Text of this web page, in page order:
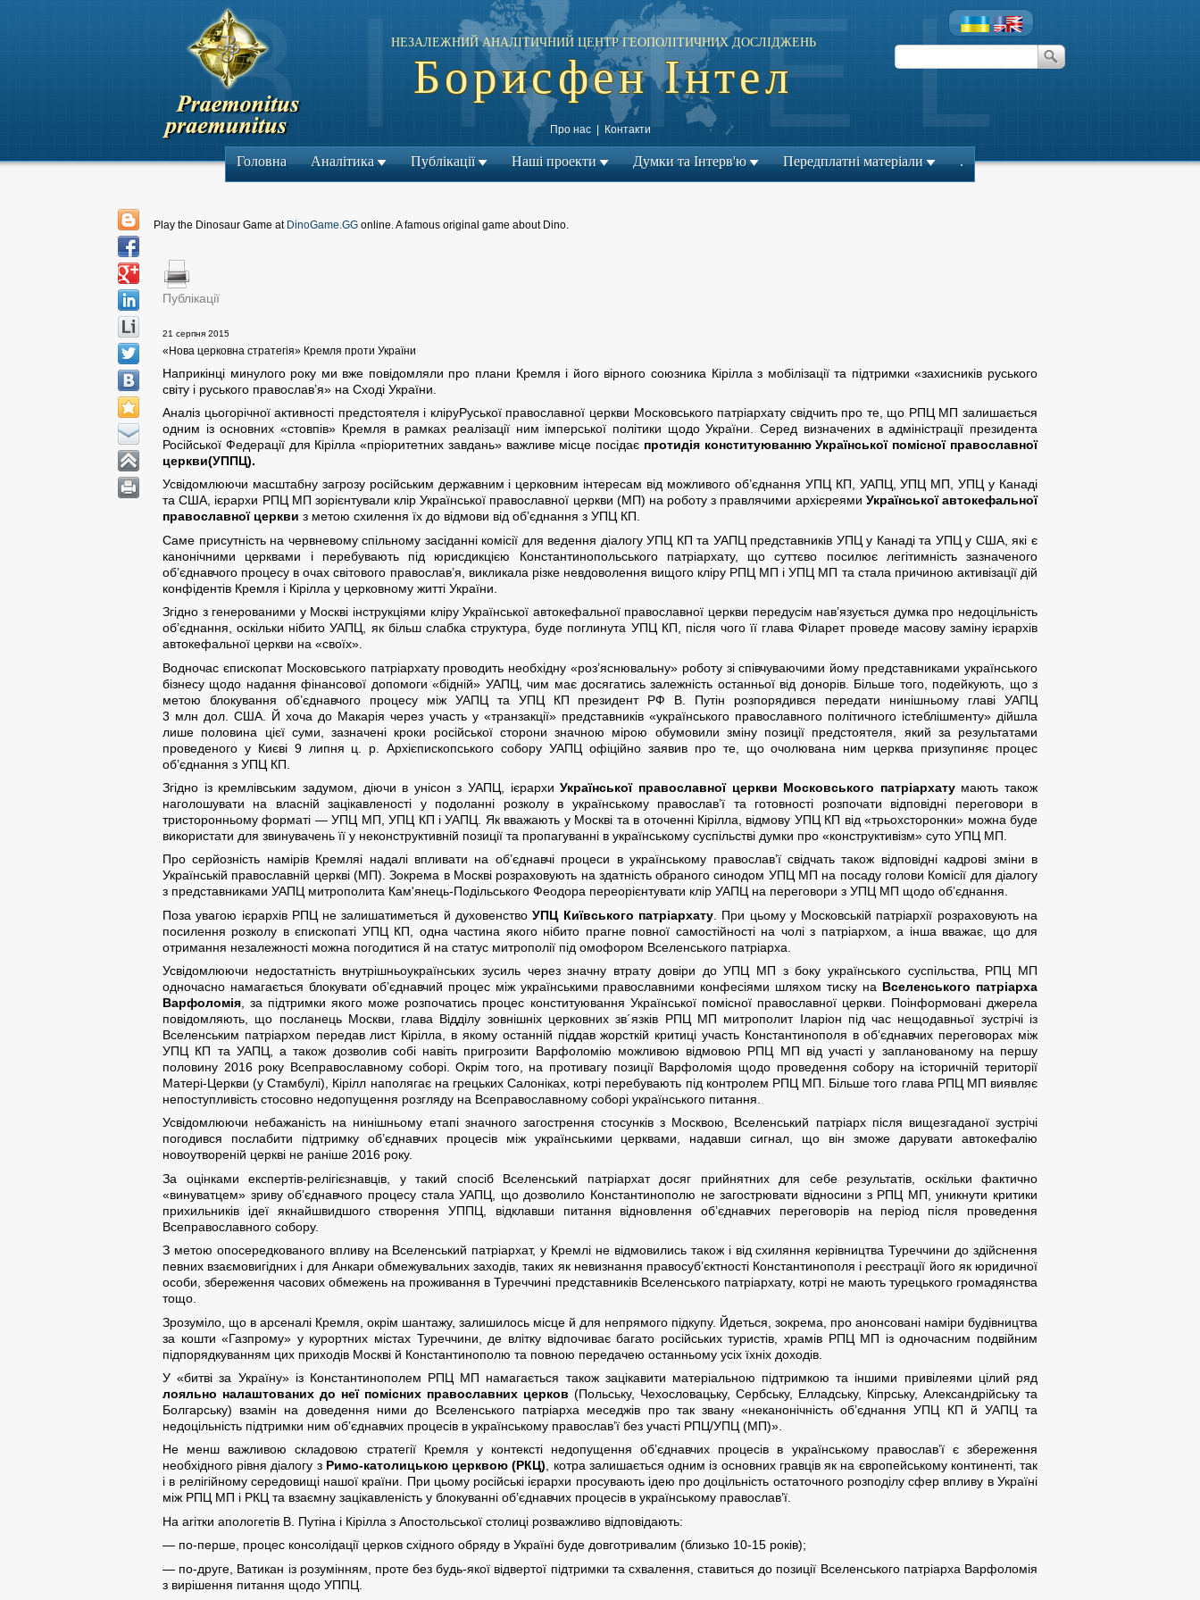
НЕЗАЛЕЖНИЙ АНАЛІТИЧНИЙ ЦЕНТР ГЕОПОЛІТИЧНИХ ДОСЛІДЖЕНЬ
Борисфен Інтел
Про нас| Контакти
Головна Аналітика Публікації Наші проекти Думки та Інтерв'ю Передплатні матеріали .
Play the Dinosaur Game at DinoGame.GG online. A famous original game about Dino.
Публікації
21 серпня 2015
«Нова церковна стратегія» Кремля проти України
Наприкінці минулого року ми вже повідомляли про плани Кремля і його вірного союзника Кірілла з мобілізації та підтримки «захисників руського
світу і руського православ’я» на Сході України.
Аналіз цьогорічної активності предстоятеля і кліруРуської православної церкви Московського патріархату свідчить про те, що РПЦ МП залишається
одним із основних «стовпів» Кремля в рамках реалізації ним імперської політики щодо України. Серед визначених в адміністрації президента
Російської Федерації для Кірілла «пріоритетних завдань» важливе місце посідає протидія конституюванню Української помісної православної
церкви(УППЦ).
Усвідомлюючи масштабну загрозу російським державним і церковним інтересам від можливого об’єднання УПЦ КП, УАПЦ, УПЦ МП, УПЦ у Канаді
та США, ієрархи РПЦ МП зорієнтували клір Української православної церкви (МП) на роботу з правлячими архієреями Української автокефальної
православної церкви з метою схилення їх до відмови від об’єднання з УПЦ КП.
Саме присутність на червневому спільному засіданні комісії для ведення діалогу УПЦ КП та УАПЦ представників УПЦ у Канаді та УПЦ у США, які є
канонічними церквами і перебувають під юрисдикцією Константинопольського патріархату, що суттєво посилює легітимність зазначеного
об’єднавчого процесу в очах світового православ’я, викликала різке невдоволення вищого кліру РПЦ МП і УПЦ МП та стала причиною активізації дій
конфідентів Кремля і Кірілла у церковному житті України.
Згідно з генерованими у Москві інструкціями кліру Української автокефальної православної церкви передусім нав’язується думка про недоцільність
об’єднання, оскільки нібито УАПЦ, як більш слабка структура, буде поглинута УПЦ КП, після чого її глава Філарет проведе масову заміну ієрархів
автокефальної церкви на «своїх».
Водночас єпископат Московського патріархату проводить необхідну «роз’яснювальну» роботу зі співчуваючими йому представниками українського
бізнесу щодо надання фінансової допомоги «бідній» УАПЦ, чим має досягатись залежність останньої від донорів. Більше того, подейкують, що з
метою блокування об’єднавчого процесу між УАПЦ та УПЦ КП президент РФ В. Путін розпорядився передати нинішньому главі УАПЦ
3 млн дол. США. Й хоча до Макарія через участь у «транзакції» представників «українського православного політичного істеблішменту» дійшла
лише половина цієї суми, зазначені кроки російської сторони значною мірою обумовили зміну позиції предстоятеля, який за результатами
проведеного у Києві 9 липня ц. р. Архієпископського собору УАПЦ офіційно заявив про те, що очолювана ним церква призупиняє процес
об’єднання з УПЦ КП.
Згідно із кремлівським задумом, діючи в унісон з УАПЦ, ієрархиУкраїнської православної церкви Московського патріархатумають також
наголошувати на власній зацікавленості у подоланні розколу в українському православ’ї та готовності розпочати відповідні переговори в
тристоронньому форматі — УПЦ МП, УПЦ КП і УАПЦ. Як вважають у Москві та в оточенні Кірілла, відмову УПЦ КП від «трьохсторонки» можна буде
використати для звинувачень її у неконструктивній позиції та пропагуванні в українському суспільстві думки про «конструктивізм» суто УПЦ МП.
Про серйозність намірів Кремляі надалі впливати на об’єднавчі процеси в українському православ’ї свідчать також відповідні кадрові зміни в
Українській православній церкві (МП). Зокрема в Москві розраховують на здатність обраного синодом УПЦ МП на посаду голови Комісії для діалогу
з представниками УАПЦ митрополита Кам'янець-Подільського Феодора переорієнтувати клір УАПЦ на переговори з УПЦ МП щодо об’єднання.
Поза увагою ієрархів РПЦ не залишатиметься й духовенствоУПЦ Київського патріархату. При цьому у Московській патріархії розраховують на
посилення розколу в єпископаті УПЦ КП, одна частина якого нібито прагне повної самостійності на чолі з патріархом, а інша вважає, що для
отримання незалежності можна погодитися й на статус митрополії під омофором Вселенського патріарха.
Усвідомлюючи недостатність внутрішньоукраїнських зусиль через значну втрату довіри до УПЦ МП з боку українського суспільства, РПЦ МП
одночасно намагається блокувати об’єднавчий процес між українськими православними конфесіями шляхом тиску на Вселенського патріарха
Варфоломія , за підтримки якого може розпочатись процес конституювання Української помісної православної церкви. Поінформовані джерела
повідомляють, що посланець Москви, глава Відділу зовнішніх церковних зв´язків РПЦ МП митрополит Іларіон під час нещодавньої зустрічі із
Вселенським патріархом передав лист Кірілла, в якому останній піддав жорсткій критиці участь Константинополя в об’єднавчих переговорах між
УПЦ КП та УАПЦ, а також дозволив собі навіть пригрозити Варфоломію можливою відмовою РПЦ МП від участі у запланованому на першу
половину 2016 року Всеправославному соборі. Окрім того, на противагу позиції Варфоломія щодо проведення собору на історичній території
Матері-Церкви (у Стамбулі), Кірілл наполягає на грецьких Салоніках, котрі перебувають під контролем РПЦ МП. Більше того глава РПЦ МП виявляє
непоступливість стосовно недопущення розгляду на Всеправославному соборі українського питання.
Усвідомлюючи небажаність на нинішньому етапі значного загострення стосунків з Москвою, Вселенський патріарх після вищезгаданої зустрічі
погодився послабити підтримку об’єднавчих процесів між українськими церквами, надавши сигнал, що він зможе дарувати автокефалію
новоутвореній церкві не раніше 2016 року.
За оцінками експертів-релігієзнавців, у такий спосіб Вселенський патріархат досяг прийнятних для себе результатів, оскільки фактично
«винуватцем» зриву об’єднавчого процесу стала УАПЦ, що дозволило Константинополю не загострювати відносини з РПЦ МП, уникнути критики
прихильників ідеї якнайшвидшого створення УППЦ, відклавши питання відновлення об’єднавчих переговорів на період після проведення
Всеправославного собору.
З метою опосередкованого впливу на Вселенський патріархат, у Кремлі не відмовились також і від схиляння керівництва Туреччини до здійснення
певних взаємовигідних і для Анкари обмежувальних заходів, таких як невизнання правосуб’єктності Константинополя і реєстрації його як юридичної
особи, збереження часових обмежень на проживання в Туреччині представників Вселенського патріархату, котрі не мають турецького громадянства
тощо.
Зрозуміло, що в арсеналі Кремля, окрім шантажу, залишилось місце й для непрямого підкупу. Йдеться, зокрема, про анонсовані наміри будівництва
за кошти «Газпрому» у курортних містах Туреччини, де влітку відпочиває багато російських туристів, храмів РПЦ МП із одночасним подвійним
підпорядкуванням цих приходів Москві й Константинополю та повною передачею останньому усіх їхніх доходів.
У «битві за Україну» із Константинополем РПЦ МП намагається також зацікавити матеріальною підтримкою та іншими привілеями цілий ряд
лояльно налаштованих до неї помісних православних церков (Польську, Чехословацьку, Сербську, Елладську, Кіпрську, Александрійську та
Болгарську) взамін на доведення ними до Вселенського патріарха меседжів про так звану «неканонічність об’єднання УПЦ КП й УАПЦ та
недоцільність підтримки ним об’єднавчих процесів в українському православ’ї без участі РПЦ/УПЦ (МП)».
Не менш важливою складовою стратегії Кремля у контексті недопущення об’єднавчих процесів в українському православ’ї є збереження
необхідного рівня діалогу з Римо-католицькою церквою (РКЦ), котра залишається одним із основних гравців як на європейському континенті, так
і в релігійному середовищі нашої країни. При цьому російські ієрархи просувають ідею про доцільність остаточного розподілу сфер впливу в Україні
між РПЦ МП і РКЦ та взаємну зацікавленість у блокуванні об’єднавчих процесів в українському православ’ї.
На агітки апологетів В. Путіна і Кірілла з Апостольської столиці розважливо відповідають:
— по-перше, процес консолідації церков східного обряду в Україні буде довготривалим (близько 10-15 років);
— по-друге, Ватикан із розумінням, проте без будь-якої відвертої підтримки та схвалення, ставиться до позиції Вселенського патріарха Варфоломія
з вирішення питання щодо УППЦ.